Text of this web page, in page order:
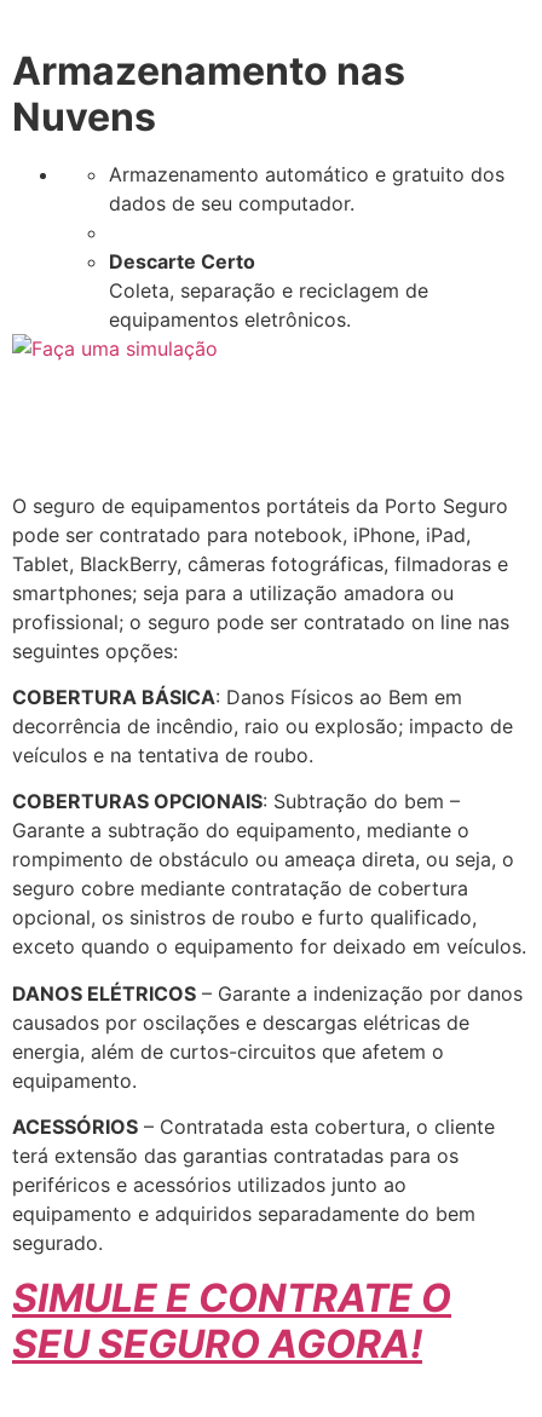
Armazenamento nas
Nuvens
Armazenamento automático e gratuito dos
dados de seu computador.
Descarte Certo
Coleta, separação e reciclagem de
equipamentos eletrônicos.
O seguro de equipamentos portáteis da Porto Seguro
pode ser contratado para notebook, iPhone, iPad,
Tablet, BlackBerry, câmeras fotográficas, filmadoras e
smartphones; seja para a utilização amadora ou
profissional; o seguro pode ser contratado on line nas
seguintes opções:
COBERTURA BÁSICA: Danos Físicos ao Bem em
decorrência de incêndio, raio ou explosão; impacto de
veículos e na tentativa de roubo.
COBERTURAS OPCIONAIS: Subtração do bem –
Garante a subtração do equipamento, mediante o
rompimento de obstáculo ou ameaça direta, ou seja, o
seguro cobre mediante contratação de cobertura
opcional, os sinistros de roubo e furto qualificado,
exceto quando o equipamento for deixado em veículos.
DANOS ELÉTRICOS – Garante a indenização por danos
causados por oscilações e descargas elétricas de
energia, além de curtos-circuitos que afetem o
equipamento.
ACESSÓRIOS – Contratada esta cobertura, o cliente
terá extensão das garantias contratadas para os
periféricos e acessórios utilizados junto ao
equipamento e adquiridos separadamente do bem
segurado.
SIMULE E CONTRATE O
SEU SEGURO AGORA!